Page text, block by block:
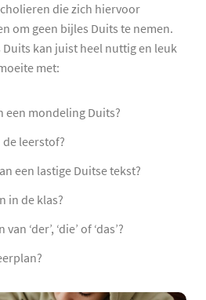
die zich hiervoor
om geen bijles Duits te nemen.
kan juist heel nuttig en leuk
met:
een mondeling Duits?
de leerstof?
een lastige Duitse tekst?
in de klas?
‘der’, ‘die’ of ‘das’?